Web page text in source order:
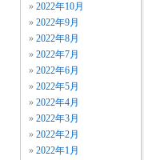
2022年10月
2022年9月
2022年8月
2022年7月
2022年6月
2022年5月
2022年4月
2022年3月
2022年2月
2022年1月